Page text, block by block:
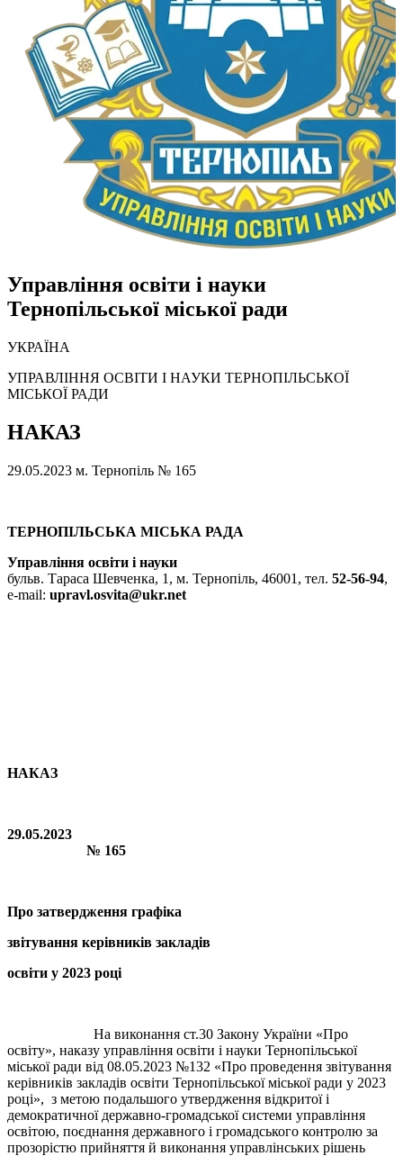
Управління освіти і науки
Тернопільської міської ради
УКРАЇНА
УПРАВЛІННЯ ОСВІТИ І НАУКИ ТЕРНОПІЛЬСЬКОЇ
МІСЬКОЇ РАДИ
НАКАЗ
29.05.2023 м. Тернопіль № 165
ТЕРНОПІЛЬСЬКА МІСЬКА РАДА
Управління освіти і науки
бульв. Тараса Шевченка, 1, м. Тернопіль, 46001, тел. 52-56-94,
e-mail: upravl.osvita@ukr.net
НАКАЗ
29.05.2023
№ 165
Про затвердження графіка
звітування керівників закладів
освіти у 2023 році
На виконання ст.30 Закону України «Про
освіту», наказу управління освіти і науки Тернопільської
міської ради від 08.05.2023 №132 «Про проведення звітування
керівників закладів освіти Тернопільської міської ради у 2023
році», з метою подальшого утвердження відкритої і
демократичної державно-громадської системи управління
освітою, поєднання державного і громадського контролю за
прозорістю прийняття й виконання управлінських рішень